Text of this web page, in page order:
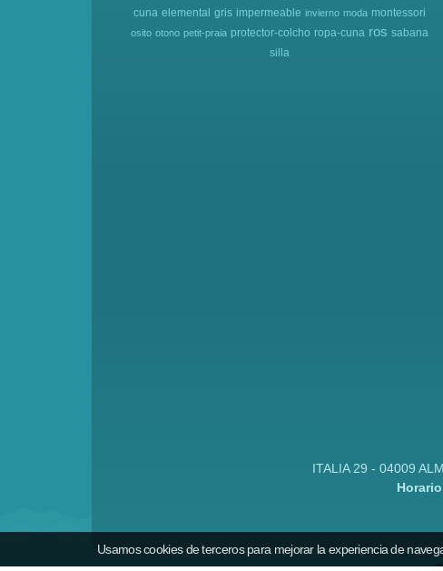
cuna elemental gris impermeable invierno moda montessori
osito otono petit-praia protector-colcho ropa-cuna ros sabana
silla
ITALIA 29 - 04009
Usamos cookies de terceros para mejorar la experiencia de